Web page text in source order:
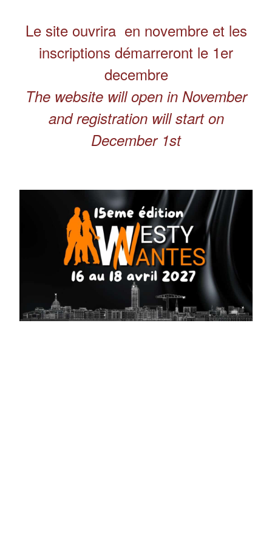
Le site ouvrira en novembre et les
inscriptions démarreront le 1er
decembre
The website will open in November
and registration will start on
December 1st